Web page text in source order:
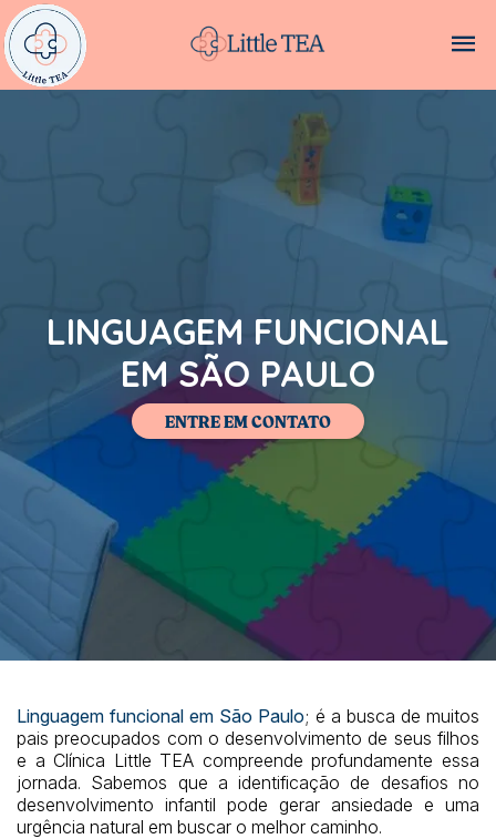
LINGUAGEM FUNCIONAL
EM SÃO PAULO
ENTRE EM CONTATO
Linguagem funcional em São Paulo; é a busca de muitos
pais preocupados com o desenvolvimento de seus filhos
e a Clínica Little TEA compreende profundamente essa
jornada. Sabemos que a identificação de desafios no
desenvolvimento infantil pode gerar ansiedade e uma
urgência natural em buscar o melhor caminho.